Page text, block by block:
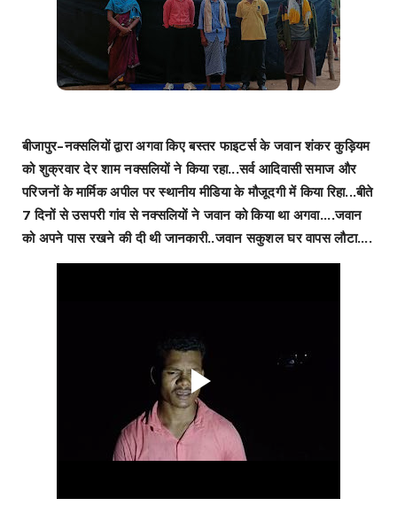
बीजापुर–नक्सलियों द्वारा अगवा किए बस्तर फाइटर्स के जवान शंकर कुड़ियम
को शुक्रवार देर शाम नक्सलियों ने किया रहा...सर्व आदिवासी समाज और
परिजनों के मार्मिक अपील पर स्थानीय मीडिया के मौजूदगी में किया रिहा...बीते
7 दिनों से उसपरी गांव से नक्सलियों ने जवान को किया था अगवा....जवान
को अपने पास रखने की दी थी जानकारी..जवान सकुशल घर वापस लौटा....